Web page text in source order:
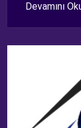
Devamını